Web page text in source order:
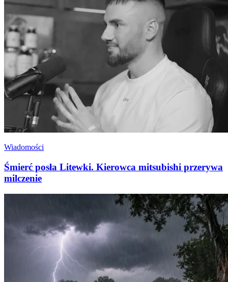
Wiadomości
Śmierć posła Litewki. Kierowca mitsubishi przerywa
milczenie